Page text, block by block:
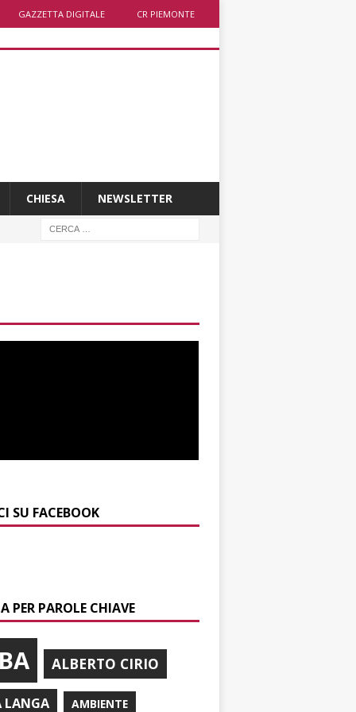
GAZZETTA DIGITALE CR PIEMONTE
CHIESA NEWSLETTER
SU FACEBOOK
PER PAROLE CHIAVE
ALBERTO CIRIO
LANGA AMBIENTE